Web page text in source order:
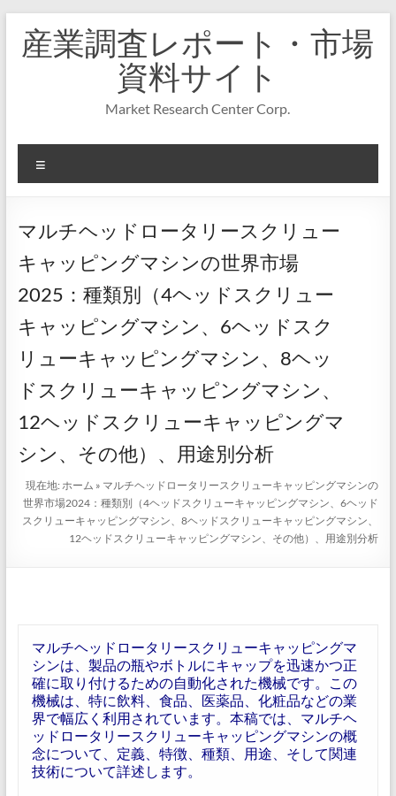
キ
プ
産業調査レポート・市場
資料サイト
Market Research Center Corp.
ニ
ー
マルチヘッドロータリースクリュー
キャッピングマシンの世界市場
2025：種類別（4ヘッドスクリュー
キャッピングマシン、6ヘッドスク
リューキャッピングマシン、8ヘッ
ドスクリューキャッピングマシン、
12ヘッドスクリューキャッピングマ
シン、その他）、用途別分析
現在地:ホーム » マルチヘッドロータリースクリューキャッピングマシンの
世界市場2024：種類別（4ヘッドスクリューキャッピングマシン、6ヘッド
スクリューキャッピングマシン、8ヘッドスクリューキャッピングマシン、
12ヘッドスクリューキャッピングマシン、その他）、用途別分析
マルチヘッドロータリースクリューキャッピングマ
シンは、製品の瓶やボトルにキャップを迅速かつ正
確に取り付けるための自動化された機械です。この
機械は、特に飲料、食品、医薬品、化粧品などの業
界で幅広く利用されています。本稿では、マルチヘ
ッドロータリースクリューキャッピングマシンの概
念について、定義、特徴、種類、用途、そして関連
技術について詳述します。